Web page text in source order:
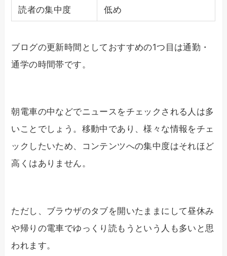
読者の集中度 低め
ブログの更新時間としておすすめの1つ目は通勤・
通学の時間帯です。
朝電車の中などでニュースをチェックされる人は多
いことでしょう。移動中であり、様々な情報をチェ
ックしたいため、コンテンツへの集中度はそれほど
高くはありません。
ただし、ブラウザのタブを開いたままにして昼休み
や帰りの電車でゆっくり読もうという人も多いと思
われます。